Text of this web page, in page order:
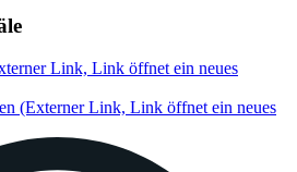
Link, Link öffnet ein neues
(Externer Link, Link öffnet ein neues